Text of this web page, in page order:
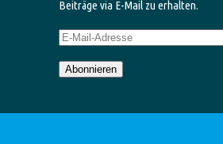
Beiträge via E-Mail zu erhalten.
E-
Adresse
Abonnieren